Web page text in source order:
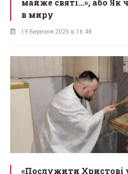
майже святі...», або Як
в миру
19 Березня 2026 в 16:48
«Послужити Христові